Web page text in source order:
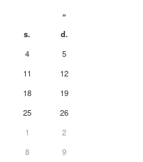
»
s.
d.
4
5
11
12
18
19
25
26
1
2
8 9